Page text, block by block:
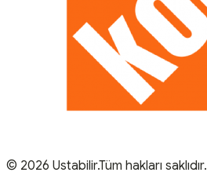
© 2026 Ustabilir.Tüm hakları saklıdır.